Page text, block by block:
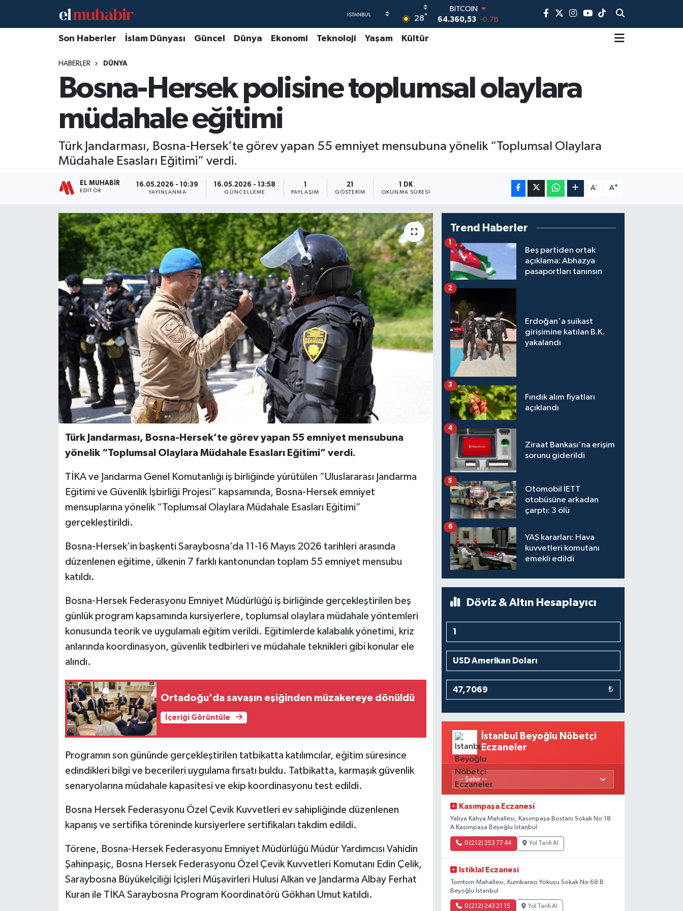
28°
BITCOIN
64.360,53 -0.76
DOLAR
64,1897
0.02
GRAM ALTIN
Son Haberler İslam Dünyası Güncel Dünya Ekonomi Teknoloji Yaşam Kültür
HABERLER DÜNYA
Bosna-Hersek polisine toplumsal olaylara
müdahale eğitimi
Türk Jandarması, Bosna-Hersek’te görev yapan 55 emniyet mensubuna yönelik “Toplumsal Olaylara
Müdahale Esasları Eğitimi” verdi.
EL MUHABIR
EDITÖR
16.05.2026 - 10:39
YAYINLANMA
16.05.2026 - 13:58
GÜNCELLEME
1
PAYLAŞIM
21
GÖSTERIM
1 DK
OKUNMA SÜRESI
A- A+
Türk Jandarması, Bosna-Hersek’te görev yapan 55 emniyet mensubuna
yönelik “Toplumsal Olaylara Müdahale Esasları Eğitimi” verdi.
TİKA ve Jandarma Genel Komutanlığı iş birliğinde yürütülen “Uluslararası Jandarma
Eğitimi ve Güvenlik İşbirliği Projesi” kapsamında, Bosna-Hersek emniyet
mensuplarına yönelik “Toplumsal Olaylara Müdahale Esasları Eğitimi”
gerçekleştirildi.
Bosna-Hersek’in başkenti Saraybosna’da 11-16 Mayıs 2026 tarihleri arasında
düzenlenen eğitime, ülkenin 7 farklı kantonundan toplam 55 emniyet mensubu
katıldı.
Bosna-Hersek Federasyonu Emniyet Müdürlüğü iş birliğinde gerçekleştirilen beş
günlük program kapsamında kursiyerlere, toplumsal olaylara müdahale yöntemleri
konusunda teorik ve uygulamalı eğitim verildi. Eğitimlerde kalabalık yönetimi, kriz
anlarında koordinasyon, güvenlik tedbirleri ve müdahale teknikleri gibi konular ele
alındı.
Ortadoğu'da savaşın eşiğinden müzakereye dönüldü
İçeriği Görüntüle
Programın son gününde gerçekleştirilen tatbikatta katılımcılar, eğitim süresince
edindikleri bilgi ve becerileri uygulama fırsatı buldu. Tatbikatta, karmaşık güvenlik
senaryolarına müdahale kapasitesi ve ekip koordinasyonu test edildi.
Bosna Hersek Federasyonu Özel Çevik Kuvvetleri ev sahipliğinde düzenlenen
kapanış ve sertifika töreninde kursiyerlere sertifikaları takdim edildi.
Törene, Bosna-Hersek Federasyonu Emniyet Müdürlüğü Müdür Yardımcısı Vahidin
Şahinpaşiç, Bosna Hersek Federasyonu Özel Çevik Kuvvetleri Komutanı Edin Çelik,
Saraybosna Büyükelçiliği İçişleri Müşavirleri Hulusi Alkan ve Jandarma Albay Ferhat
Kuran ile TİKA Saraybosna Program Koordinatörü Gökhan Umut katıldı.
Trend Haberler
Beş partiden ortak
açıklama: Abhazya
pasaportları tanınsın
1
Erdoğan'a suikast
girişimine katılan B.K.
yakalandı
2
Fındık alım fiyatları
açıklandı
3
Ziraat Bankası'na erişim
sorunu giderildi
4
Otomobil İETT
otobüsüne arkadan
çarptı: 3 ölü
5
YAŞ kararları: Hava
kuvvetleri komutanı
emekli edildi
6
Döviz & Altın Hesaplayıcı
₺
İstanbul Beyoğlu Nöbetçi
Eczaneler
Kasımpaşa Eczanesi
Yahya Kahya Mahallesi, Kasımpaşa Bostanı Sokak No:18
A Kasımpaşa Beyoğlu İstanbul
0 (212) 253 77 44 Yol Tarifi Al
Istiklal Eczanesi
Tomtom Mahallesi, Kumbaracı Yokuşu Sokak No:68 B
Beyoğlu İstanbul
0 (212) 243 21 15 Yol Tarifi Al
Hava Durumu
Trafik Durumu
Süper Lig Puan Durumu ve Fikstür
Tüm Manşetler
Son Dakika Haberleri